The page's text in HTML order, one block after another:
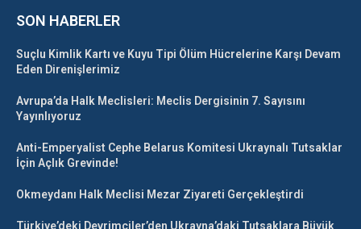
SON HABERLER
Suçlu Kimlik Kartı ve Kuyu Tipi Ölüm Hücrelerine Karşı Devam
Eden Direnişlerimiz
Avrupa’da Halk Meclisleri: Meclis Dergisinin 7. Sayısını
Yayınlıyoruz
Anti-Emperyalist Cephe Belarus Komitesi Ukraynalı Tutsaklar
İçin Açlık Grevinde!
Okmeydanı Halk Meclisi Mezar Ziyareti Gerçekleştirdi
Türkiye’deki Devrimciler’den Ukrayna’daki Tutsaklara Büyük